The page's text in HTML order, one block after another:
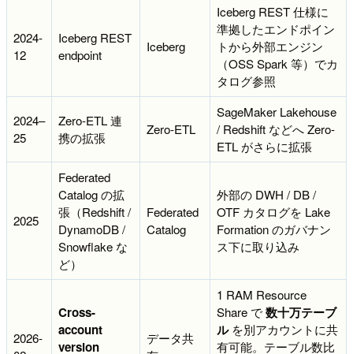
2024-
12
Iceberg REST
endpoint
Iceberg
Iceberg REST 仕様に
準拠したエンドポイン
トから外部エンジン
（OSS Spark 等）でカ
タログ参照
2024–
25
Zero-ETL 連
携の拡張
Zero-ETL
SageMaker Lakehouse
/ Redshift などへ Zero-
ETL がさらに拡張
2025
Federated
Catalog の拡
張（Redshift /
DynamoDB /
Snowflake な
ど）
Federated
Catalog
外部の DWH / DB /
OTF カタログを Lake
Formation のガバナン
ス下に取り込み
2026-
Cross-
account
version
データ共
1 RAM Resource
Share で数十万テーブ
ルを別アカウントに共
有可能。テーブル数比